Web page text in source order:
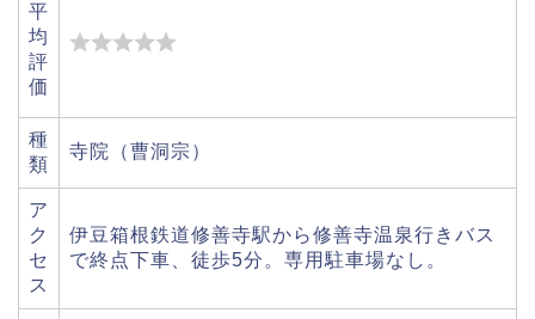
平
均
評
価
種
類
寺院（曹洞宗）
ア
ク
セ
ス
伊豆箱根鉄道修善寺駅から修善寺温泉行きバス
で終点下車、徒歩5分。専用駐車場なし。